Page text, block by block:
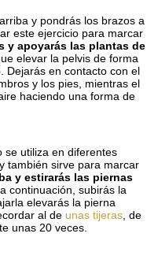
y pondrás los brazos a
este ejercicio para marcar
y apoyarás las plantas de
elevar la pelvis de forma
Dejarás en contacto con el
y los pies, mientras el
haciendo una forma de
se utiliza en diferentes
también sirve para marcar
y estirarás las piernas
, a continuación, subirás la
elevarás la pierna
al de unas tijeras , de
unas 20 veces.